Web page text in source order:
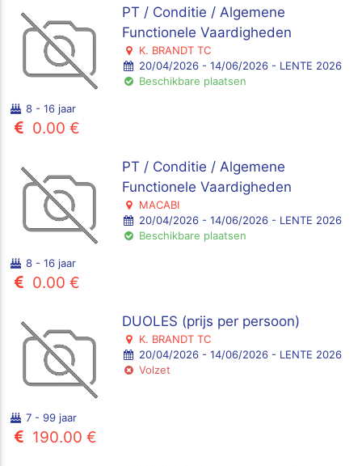
PT / Conditie / Algemene
Functionele Vaardigheden
K. BRANDT TC
20/04/2026 - 14/06/2026 - LENTE 2026
Beschikbare plaatsen
8 - 16 jaar
0.00 €
PT / Conditie / Algemene
Functionele Vaardigheden
MACABI
20/04/2026 - 14/06/2026 - LENTE 2026
Beschikbare plaatsen
8 - 16 jaar
0.00 €
DUOLES (prijs per persoon)
K. BRANDT TC
20/04/2026 - 14/06/2026 - LENTE 2026
Volzet
7 - 99 jaar
190.00 €